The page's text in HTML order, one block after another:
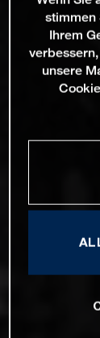
stimmen
Ihrem
unsere